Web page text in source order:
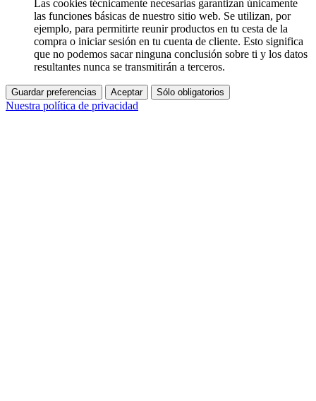
Las cookies técnicamente necesarias garantizan únicamente
las funciones básicas de nuestro sitio web. Se utilizan, por
ejemplo, para permitirte reunir productos en tu cesta de la
compra o iniciar sesión en tu cuenta de cliente. Esto significa
que no podemos sacar ninguna conclusión sobre ti y los datos
resultantes nunca se transmitirán a terceros.
Guardar preferencias Aceptar Sólo obligatorios
Nuestra política de privacidad